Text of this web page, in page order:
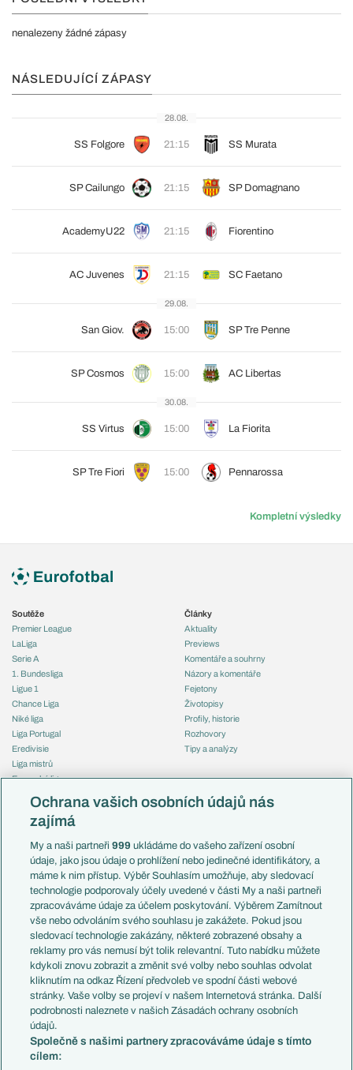
nenalezeny žádné zápasy
NÁSLEDUJÍCÍ ZÁPASY
28.08.
SS Folgore 21:15 SS Murata
SP Cailungo 21:15 SP Domagnano
AcademyU22 21:15 Fiorentino
AC Juvenes 21:15 SC Faetano
29.08.
San Giov. 15:00 SP Tre Penne
SP Cosmos 15:00 AC Libertas
30.08.
SS Virtus 15:00 La Fiorita
SP Tre Fiori 15:00 Pennarossa
Kompletní výsledky
Soutěže
Premier League
LaLiga
Serie A
1. Bundesliga
Ligue 1
Chance Liga
Niké liga
Liga Portugal
Eredivisie
Liga mistrů
Evropská liga
Mistrovství světa
Liga národů
Témata
Představení týmů MS
EuroSkauting
PL v kostce
Evropské koeficienty
Přestupy
Přestupové spekulace
Zranění
Kluby
Arsenal FC
Chelsea FC
Manchester United
AC Milán
Články
Aktuality
Previews
Komentáře a souhrny
Názory a komentáře
Fejetony
Životopisy
Profily, historie
Rozhovory
Tipy a analýzy
Česko
Francie
Itálie
Německo
Španělsko
Argentina
Brazílie
Přestupy
Zápasy
Livescore
Tipovací soutěž
Ochrana vašich osobních údajů nás
zajímá
My a naši partneři999 ukládáme do vašeho zařízení osobní
údaje, jako jsou údaje o prohlížení nebo jedinečné identifikátory, a
máme k nim přístup. Výběr Souhlasím umožňuje, aby sledovací
technologie podporovaly účely uvedené v části My a naši partneři
zpracováváme údaje za účelem poskytování. Výběrem Zamítnout
vše nebo odvoláním svého souhlasu je zakážete. Pokud jsou
sledovací technologie zakázány, některé zobrazené obsahy a
reklamy pro vás nemusí být tolik relevantní. Tuto nabídku můžete
kdykoli znovu zobrazit a změnit své volby nebo souhlas odvolat
kliknutím na odkaz Řízení předvoleb ve spodní části webové
stránky. Vaše volby se projeví v našem Internetová stránka. Další
podrobnosti naleznete v našich Zásadách ochrany osobních
údajů.
Společně s našimi partnery zpracováváme údaje s tímto
cílem: